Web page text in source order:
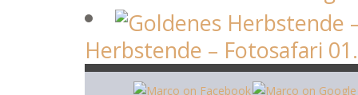
Herbstende – Fotosafari